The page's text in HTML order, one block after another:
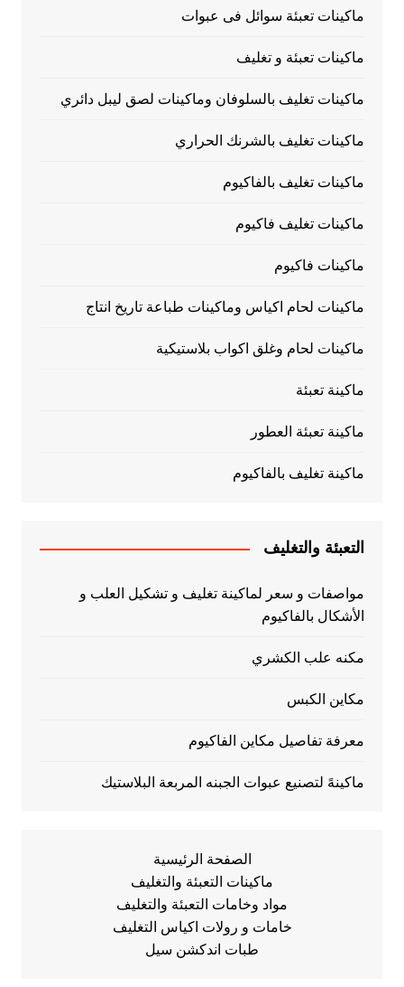
ماكينات تعبئة سوائل فى عبوات
ماكينات تعبئة و تغليف
ماكينات تغليف بالسلوفان وماكينات لصق ليبل دائري
ماكينات تغليف بالشرنك الحراري
ماكينات تغليف بالفاكيوم
ماكينات تغليف فاكيوم
ماكينات فاكيوم
ماكينات لحام اكياس وماكينات طباعة تاريخ انتاج
ماكينات لحام وغلق اكواب بلاستيكية
ماكينة تعبئة
ماكينة تعبئة العطور
ماكينة تغليف بالفاكيوم
التعبئة والتغليف
مواصفات و سعر لماكينة تغليف و تشكيل العلب و
الأشكال بالفاكيوم
مكنه علب الكشري
مكاين الكبس
معرفة تفاصيل مكاين الفاكيوم
ماكينهً لتصنيع عبوات الجبنه المربعة البلاستيك
الصفحة الرئيسية
ماكينات التعبئة والتغليف
مواد وخامات التعبئة والتغليف
خامات و رولات اكياس التغليف
طبات اندكشن سيل